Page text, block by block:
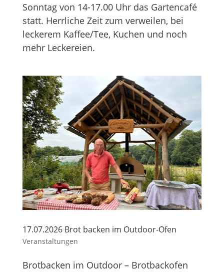
Sonntag von 14-17.00 Uhr das Gartencafé
statt. Herrliche Zeit zum verweilen, bei
leckerem Kaffee/Tee, Kuchen und noch
mehr Leckereien.
17.07.2026 Brot backen im Outdoor-Ofen
Veranstaltungen
Brotbacken im Outdoor – Brotbackofen